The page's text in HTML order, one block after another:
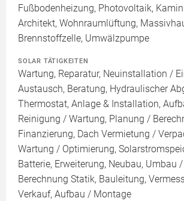
Fußbodenheizung, Photovoltaik,
Architekt, Wohnraumlüftung,
Brennstoffzelle, Umwälzpumpe
SOLAR TÄTIGKEITEN
Wartung, Reparatur, Neuinstallation /
Austausch, Beratung, Hydraulischer
Thermostat, Anlage & Installation,
Reinigung / Wartung, Planung /
Finanzierung, Dach Vermietung /
Wartung / Optimierung,
Batterie, Erweiterung, Neubau, Umbau
Berechnung Statik, Bauleitung,
Verkauf, Aufbau / Montage